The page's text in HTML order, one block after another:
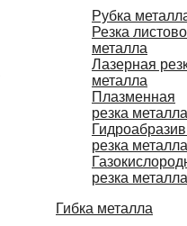
Рубка
Резка
металла
Лазерная
металла
Плазменная
резка металла
резка металла
резка металла
Гибка металла